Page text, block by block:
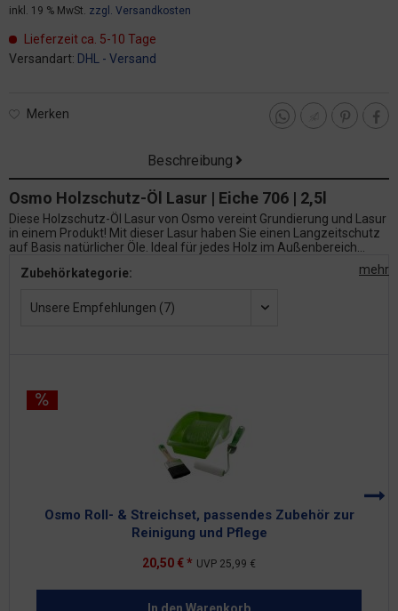
inkl. 19 % MwSt. zzgl. Versandkosten
Lieferzeit ca. 5-10 Tage
Versandart: DHL - Versand
Merken
Beschreibung
Osmo Holzschutz-Öl Lasur | Eiche 706 | 2,5l
Diese Holzschutz-Öl Lasur von Osmo vereint Grundierung und Lasur
in einem Produkt! Mit dieser Lasur haben Sie einen Langzeitschutz
auf Basis natürlicher Öle. Ideal für jedes Holz im Außenbereich...
mehr
Zubehörkategorie:
Osmo Roll- & Streichset, passendes Zubehör zur
Reinigung und Pflege
20,50 € * UVP 25,99 €